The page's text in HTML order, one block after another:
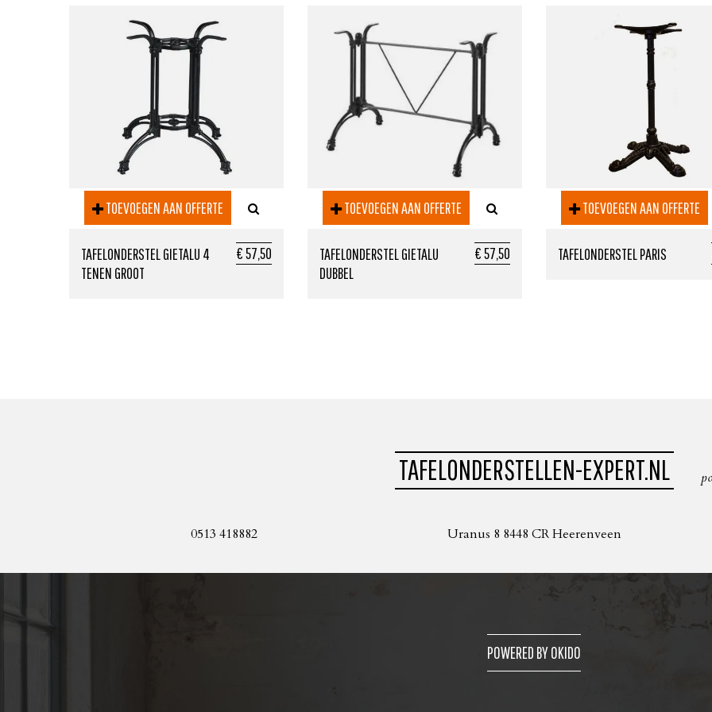
TOEVOEGEN AAN OFFERTE
€ 57,50
TAFELONDERSTEL GIETALU 4
TENEN GROOT
TOEVOEGEN AAN OFFERTE
€ 57,50
TAFELONDERSTEL GIETALU
DUBBEL
TOEVOEGEN AAN OFFERTE
TAFELONDERSTEL PARIS
TAFELONDERSTELLEN-EXPERT.NL
0513 418882 Uranus 8 8448 CR Heerenveen
POWERED BY OKIDO